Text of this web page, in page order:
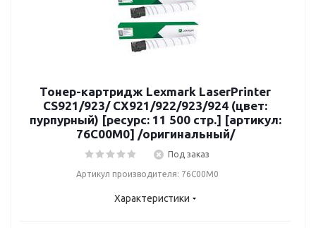
Тонер-картридж Lexmark LaserPrinter
CS921/923/ CX921/922/923/924 (цвет:
пурпурный) [ресурс: 11 500 стр.] [артикул:
76C00M0] /оригинальный/
Под заказ
Артикул производителя: 76C00M0
Характеристики